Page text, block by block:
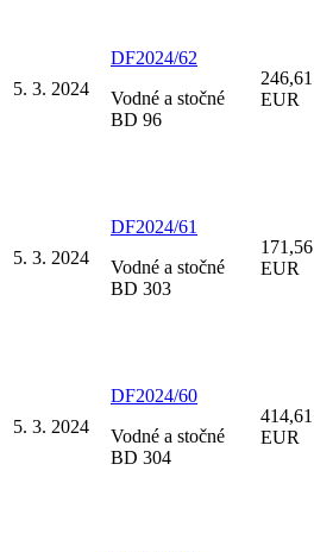
5. 3. 2024
DF2024/62
Vodné a stočné
BD 96
246,61
EUR
5. 3. 2024
DF2024/61
Vodné a stočné
BD 303
171,56
EUR
5. 3. 2024
DF2024/60
Vodné a stočné
BD 304
414,61
EUR